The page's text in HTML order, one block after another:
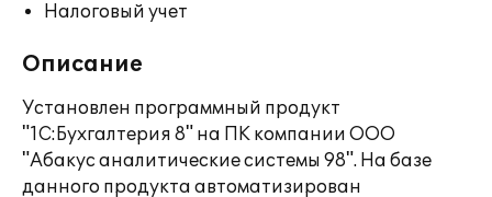
Налоговый учет
Описание
Установлен программный продукт
"1С:Бухгалтерия 8" на ПК компании ООО
"Абакус аналитические системы 98". На базе
данного продукта автоматизирован